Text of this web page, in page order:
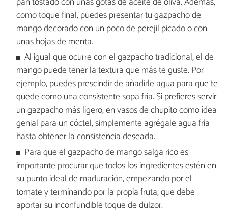
como toque final, puedes presentar tu gazpacho de
mango decorado con un poco de perejil picado o con
unas hojas de menta.
Al igual que ocurre con el gazpacho tradicional, el de
mango puede tener la textura que más te guste. Por
ejemplo, puedes prescindir de añadirle agua para que te
quede como una consistente sopa fría. Si prefieres servir
un gazpacho más ligero, en vasos de chupito como idea
genial para un cóctel, simplemente agrégale agua fría
hasta obtener la consistencia deseada.
Para que el gazpacho de mango salga rico es
importante procurar que todos los ingredientes estén en
su punto ideal de maduración, empezando por el
tomate y terminando por la propia fruta, que debe
aportar su inconfundible toque de dulzor.